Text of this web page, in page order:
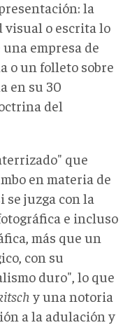
la
visual o escrita lo
una empresa de
o un folleto sobre
en su 30
del
que
en materia de
se juzga con la
e incluso
más que un
con su
duro", lo que
y una notoria
a la adulación y